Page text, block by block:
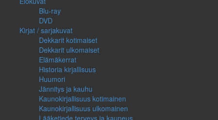
Blu-ray
DVD
Kirjat / sarjakuvat
Dekkarit kotimaiset
Dekkarit ulkomaiset
Elämäkerrat
Historia kirjallisuus
Huumori
Jännitys ja kauhu
Kaunokirjallisuus kotimainen
Kaunokirjallisuus ulkomainen
Lääketiede terveys ja kauneus